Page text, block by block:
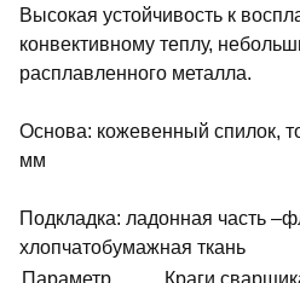
Высокая устойчивость к
конвективному теплу,
расплавленного металла.
Основа: кожевенный спилок,
мм
Подкладка: ладонная часть
хлопчатобумажная ткань
Параметр
Краги